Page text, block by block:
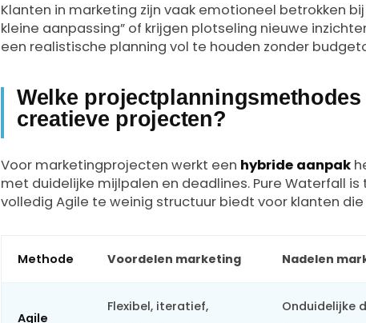
Klanten in marketing zijn vaak emotioneel betrokken
kleine aanpassing” of krijgen plotseling nieuwe
een realistische planning vol te houden zonder
Welke
creatieve projecten?
Voor marketingprojecten werkt een hybride aanpak
met duidelijke mijlpalen en deadlines. Pure Waterfall
volledig Agile te weinig structuur biedt voor klanten
Methode Voordelen marketing Nadelen
Agile
Flexibel, iteratief,
Onduidelijke